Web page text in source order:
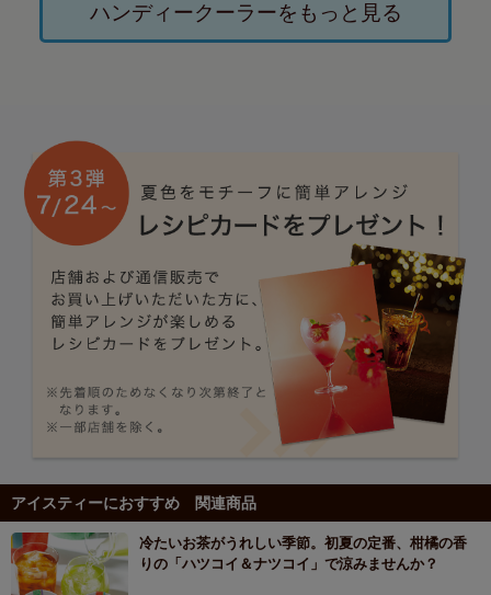
ハンディークーラーをもっと見る
アイスティーにおすすめ 関連商品
冷たいお茶がうれしい季節。初夏の定番、柑橘の香
りの「ハツコイ＆ナツコイ」で涼みませんか？